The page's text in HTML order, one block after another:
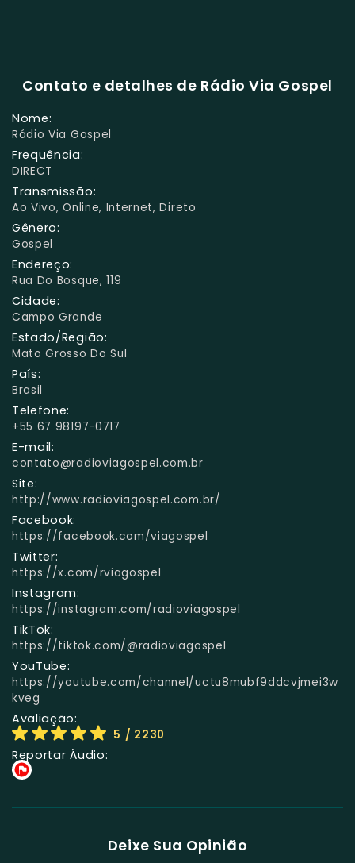
Contato e detalhes de Rádio Via Gospel
Nome:
Rádio Via Gospel
Frequência:
DIRECT
Transmissão:
Ao Vivo, Online, Internet, Direto
Gênero:
Gospel
Endereço:
Rua Do Bosque, 119
Cidade:
Campo Grande
Estado/Região:
Mato Grosso Do Sul
País:
Brasil
Telefone:
+55 67 98197-0717
E-mail:
contato@radioviagospel.com.br
Site:
http://www.radioviagospel.com.br/
Facebook:
https://facebook.com/viagospel
Twitter:
https://x.com/rviagospel
Instagram:
https://instagram.com/radioviagospel
TikTok:
https://tiktok.com/@radioviagospel
YouTube:
https://youtube.com/channel/uctu8mubf9ddcvjmei3w
kveg
Avaliação:
5 / 2230
Reportar Áudio:
Deixe Sua Opinião